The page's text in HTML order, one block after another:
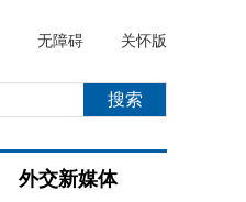
无障碍 关怀版
外交新媒体